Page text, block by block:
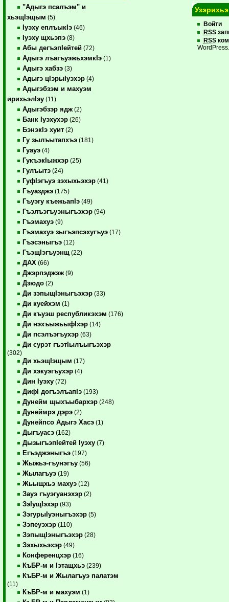
"Адыгэ псалъэм" и
хьэщIэщым (5)
Iуэху еплъыкIэ (46)
Iуэху щхьэпэ (8)
Абы дегъэпIейтей (72)
Адыгэ лъагъуэжьхэмкIэ (1)
Адыгэ хабзэ (3)
Адыгэ цIэрыIуэхэр (4)
Адыгэбзэм и махуэм
ирихьэлIэу (11)
Адыгэбзэр ядж (2)
Банк Iуэхухэр (26)
БэнэкIэ хуит (2)
Гу зылъытапхъэ (181)
Гуауэ (4)
ГукъэкIыжхэр (25)
Гулъытэ (24)
ГуфIэгъуэ зэхыхьэхэр (41)
Гъуазджэ (175)
Гъуэгу къежьапIэ (49)
Гъэлъэгъуэныгъэхэр (94)
Гъэмахуэ (9)
Гъэмахуэ зыгъэпсэхугъуэ (17)
Гъэсэныгъэ (12)
ГъэщIэгъуэнщ (22)
ДАХ (66)
Джэрпэджэж (9)
Дзюдо (2)
Ди зэпыщIэныгъэхэр (33)
Ди куейхэм (1)
Ди къуэш республикэхэм (176)
Ди нэхъыжьыфIхэр (14)
Ди псэлъэгъухэр (63)
Ди сурэт гъэтIылъыгъэхэр
(302)
Ди хьэщIэщым (17)
Ди хэкуэгъухэр (4)
Дин Iуэху (72)
ДифI догъэлъапIэ (193)
Дунейм щыхъыбархэр (248)
Дунеймрэ дэрэ (2)
Дунейпсо Адыгэ Хасэ (1)
Дыгъуасэ (162)
ДызыгъэпIейтей Iуэху (7)
Егъэджэныгъэ (197)
Жыжьэ-гъунэгъу (56)
Жылагъуэ (19)
Жьыщхьэ махуэ (12)
Зауэ гъуэгуанэхэр (2)
ЗэIущIэхэр (93)
ЗэгурыIуэныгъэхэр (5)
Зэпеуэхэр (110)
ЗэпыщIэныгъэхэр (28)
Зэхыхьэхэр (49)
Конференцхэр (16)
КъБР-м и Iэтащхьэ (239)
КъБР-м и Жылагъуэ палатэм
(11)
КъБР-м и махуэм (1)
Войти
RSS
RSS